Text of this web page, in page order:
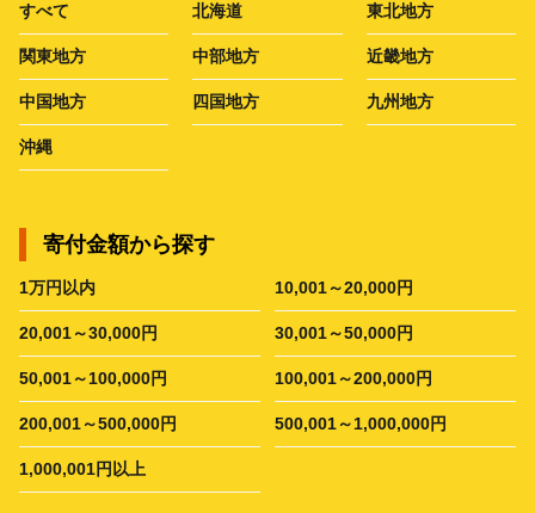
すべて 北海道 東北地方
関東地方 中部地方 近畿地方
中国地方 四国地方 九州地方
沖縄
寄付金額から探す
1万円以内 10,001～20,000円
20,001～30,000円 30,001～50,000円
50,001～100,000円 100,001～200,000円
200,001～500,000円 500,001～1,000,000円
1,000,001円以上